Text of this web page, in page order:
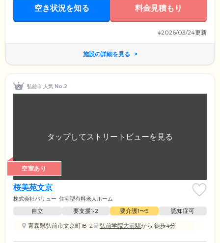
空き状況を知る 料金見積もり
※2026/03/24更新
施設の詳細を見る
弘前市 人気 No.2
空室あり
桜美苑文京
株式会社バリュー 住宅型有料老人ホーム
自立 要支援1•2 要介護1〜5
認知症可
青森県弘前市文京町18-2
弘前学院大前駅から 徒歩4分